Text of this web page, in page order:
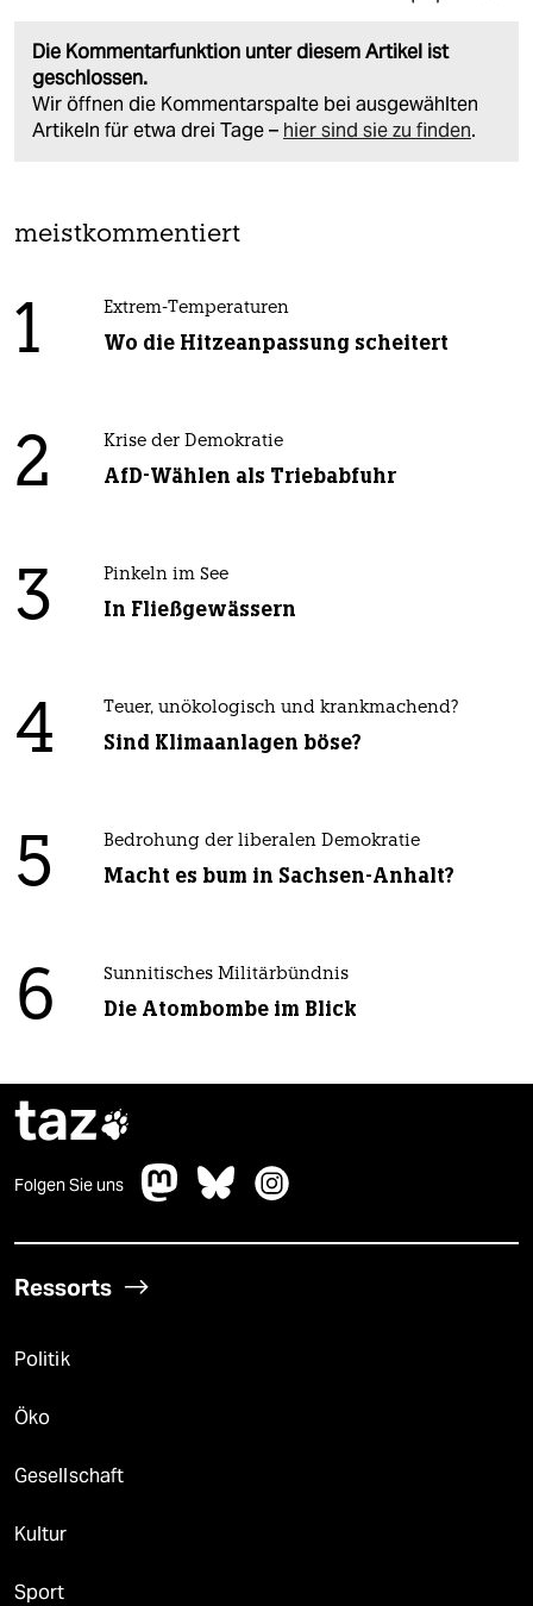
Die Kommentarfunktion unter diesem Artikel ist
geschlossen.
Wir öffnen die Kommentarspalte bei ausgewählten
Artikeln für etwa drei Tage – hier sind sie zu finden.
meistkommentiert
1 Extrem-Temperaturen
Wo die Hitzeanpassung scheitert
2 Krise der Demokratie
AfD-Wählen als Triebabfuhr
3 Pinkeln im See
In Fließgewässern
4 Teuer, unökologisch und krankmachend?
Sind Klimaanlagen böse?
5 Bedrohung der liberalen Demokratie
Macht es bum in Sachsen-Anhalt?
6 Sunnitisches Militärbündnis
Die Atombombe im Blick
taz
Folgen Sie uns
Ressorts
Politik
Öko
Gesellschaft
Kultur
Sport